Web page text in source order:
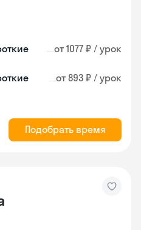
от 1077 ₽ / урок
от 893 ₽ / урок
Подобрать время